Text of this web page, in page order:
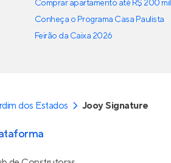
Comprar apartamento até R$ 200 mil
Conheça o Programa Casa Paulista
Feirão da Caixa 2026
dos Estados Jooy Signature